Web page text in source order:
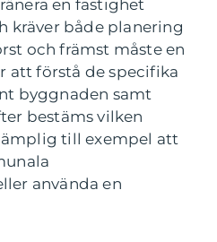
en fastighet
kräver både planering
och främst måste en
att förstå de specifika
byggnaden samt
bestäms vilken
till exempel att
använda en